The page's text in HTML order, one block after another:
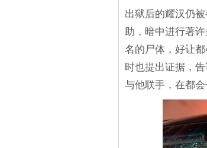
出狱后的耀汉仍
助，暗中进行著
名的尸体，好让
时也提出证据，
与他联手，在都会